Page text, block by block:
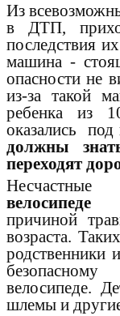
Из
в ДТП,
последствия
машина -
опасности не
из-за такой
ребенка из
оказались
должны
переходят
велосипеде
причиной
возраста.
родственники
велосипеде.
шлемы и